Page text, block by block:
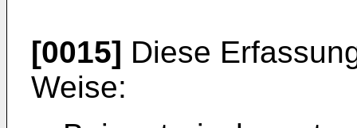
[0015] Diese
Weise: